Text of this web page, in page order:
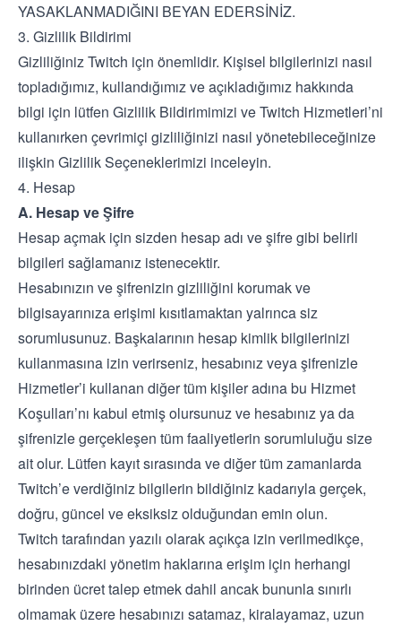
YASAKLANMADIĞINI BEYAN EDERSİNİZ.
3. Gizlilik Bildirimi
Gizliliğiniz Twitch için önemlidir. Kişisel bilgilerinizi nasıl
topladığımız, kullandığımız ve açıkladığımız hakkında
bilgi için lütfen Gizlilik Bildirimimizi ve Twitch Hizmetleri’ni
kullanırken çevrimiçi gizliliğinizi nasıl yönetebileceğinize
ilişkin Gizlilik Seçeneklerimizi inceleyin.
4. Hesap
A. Hesap ve Şifre
Hesap açmak için sizden hesap adı ve şifre gibi belirli
bilgileri sağlamanız istenecektir.
Hesabınızın ve şifrenizin gizliliğini korumak ve
bilgisayarınıza erişimi kısıtlamaktan yalrınca siz
sorumlusunuz. Başkalarının hesap kimlik bilgilerinizi
kullanmasına izin verirseniz, hesabınız veya şifrenizle
Hizmetler’i kullanan diğer tüm kişiler adına bu Hizmet
Koşulları’nı kabul etmiş olursunuz ve hesabınız ya da
şifrenizle gerçekleşen tüm faaliyetlerin sorumluluğu size
ait olur. Lütfen kayıt sırasında ve diğer tüm zamanlarda
Twitch’e verdiğiniz bilgilerin bildiğiniz kadarıyla gerçek,
doğru, güncel ve eksiksiz olduğundan emin olun.
Twitch tarafından yazılı olarak açıkça izin verilmedikçe,
hesabınızdaki yönetim haklarına erişim için herhangi
birinden ücret talep etmek dahil ancak bununla sınırlı
olmamak üzere hesabınızı satamaz, kiralayamaz, uzun